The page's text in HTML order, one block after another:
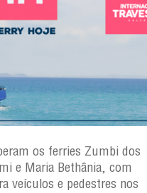
os ferries Zumbi dos
e Maria Bethânia, com
veículos e pedestres nos